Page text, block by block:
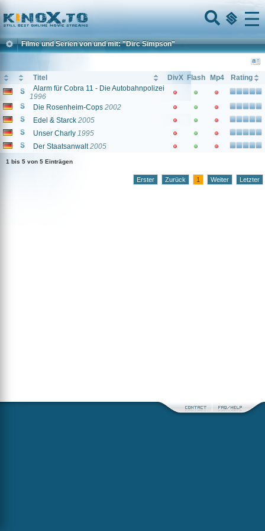
Home
Menu
Filme und Serien von und mit: "Dirc Simpson"
Titel DivX Flash Mp4
Rating
Alarm für Cobra 11 - Die Autobahnpolizei
1996
Die Rosenheim-Cops 2002
Edel & Starck 2005
Unser Charly 1995
Der Staatsanwalt 2005
1 bis 5 von 5 Einträgen
Erster Zurück 1 Weiter Letzter